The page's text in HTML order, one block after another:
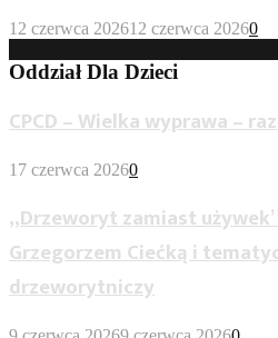
12 czerwca 202612 czerwca 20260
Oddział Dla Dzieci
CPCD – Wielka wyprawa –
17 czerwca 20260
„Drzeworyt zamiast
Grzegorzem Ciećką i
drzeworytniczy